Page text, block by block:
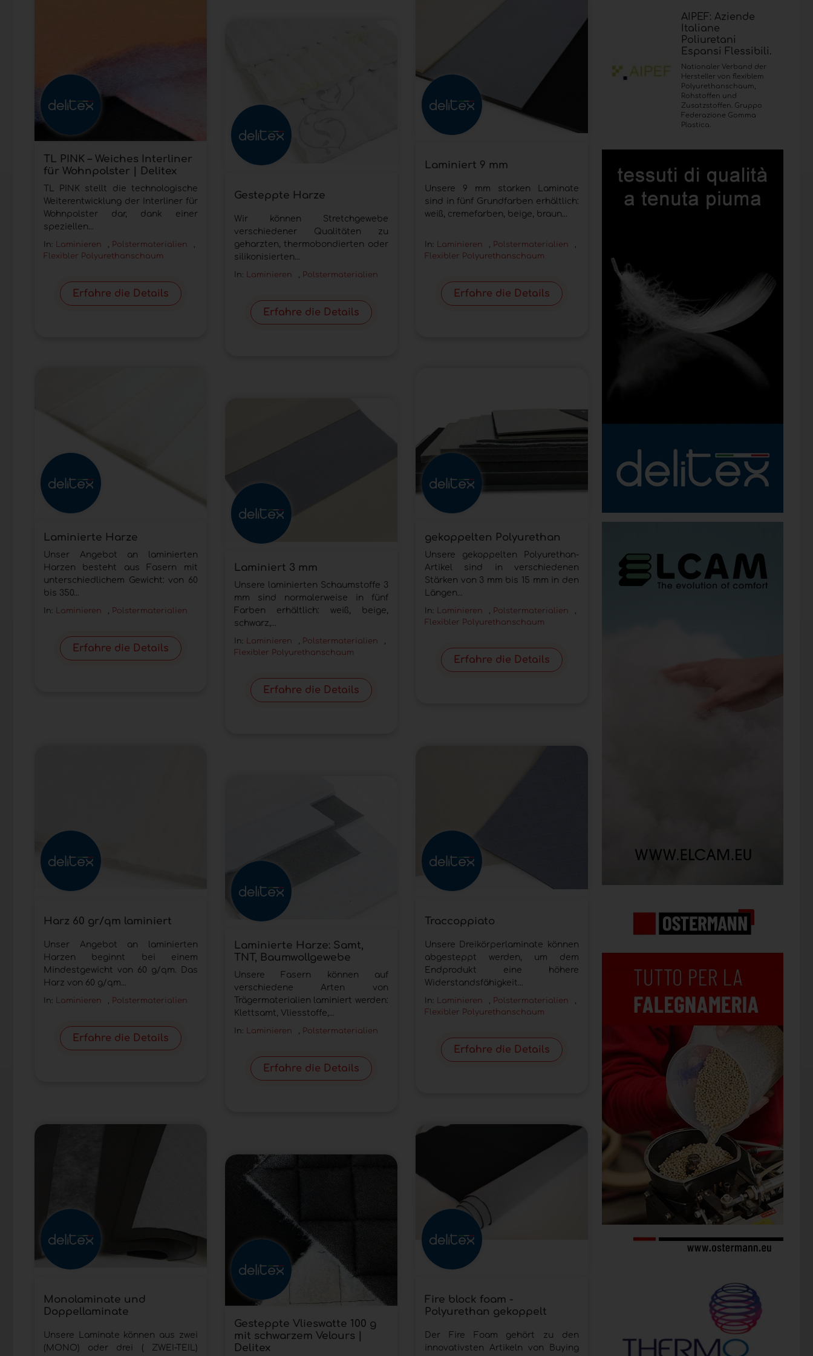
TL PINK – Weiches Interliner
für Wohnpolster | Delitex
TL PINK stellt die technologische
Weiterentwicklung der Interliner für
Wohnpolster dar, dank einer
speziellen...
In: Laminieren Polstermaterialien
Flexibler Polyurethanschaum
Erfahre die Details
Gesteppte Harze
Wir können Stretchgewebe
verschiedener Qualitäten zu
geharzten, thermobondierten oder
silikonisierten...
In: Laminieren Polstermaterialien
Erfahre die Details
Laminiert 9 mm
Unsere 9 mm starken Laminate
sind in fünf Grundfarben erhältlich:
weiß, cremefarben, beige, braun...
In: Laminieren Polstermaterialien
Flexibler Polyurethanschaum
Erfahre die Details
Laminierte Harze
Unser Angebot an laminierten
Harzen besteht aus Fasern mit
unterschiedlichem Gewicht: von 60
bis 350...
In: Laminieren Polstermaterialien
Erfahre die Details
Laminiert 3 mm
Unsere laminierten Schaumstoffe 3
mm sind normalerweise in fünf
Farben erhältlich: weiß, beige,
schwarz,...
In: Laminieren Polstermaterialien
Flexibler Polyurethanschaum
Erfahre die Details
gekoppelten Polyurethan
Unsere gekoppelten Polyurethan-
Artikel sind in verschiedenen
Stärken von 3 mm bis 15 mm in den
Längen...
In: Laminieren Polstermaterialien
Flexibler Polyurethanschaum
Erfahre die Details
Harz 60 gr/qm laminiert
Unser Angebot an laminierten
Harzen beginnt bei einem
Mindestgewicht von 60 g/qm. Das
Harz von 60 g/qm...
In: Laminieren Polstermaterialien
Erfahre die Details
Laminierte Harze: Samt,
TNT, Baumwollgewebe
Unsere Fasern können auf
verschiedene Arten von
Trägermaterialien laminiert werden:
Klettsamt, Vliesstoffe,...
In: Laminieren Polstermaterialien
Erfahre die Details
Traccoppiato
Unsere Dreikörperlaminate können
abgesteppt werden, um dem
Endprodukt eine höhere
Widerstandsfähigkeit...
In: Laminieren Polstermaterialien
Flexibler Polyurethanschaum
Erfahre die Details
Monolaminate und
Doppellaminate
Unsere Laminate können aus zwei
(MONO) oder drei ( ZWEI-TEIL)
Gesteppte Vlieswatte 100 g
mit schwarzem Velours |
Delitex
Fire block foam -
Polyurethan gekoppelt
Der Fire Foam gehört zu den
innovativsten Artikeln von Buying
AIPEF: Aziende
Italiane
Poliuretani
Espansi Flessibili.
Nationaler Verband der
Hersteller von flexiblem
Polyurethanschaum,
Rohstoffen und
Zusatzstoffen. Gruppo
Federazione Gomma
Plastica.